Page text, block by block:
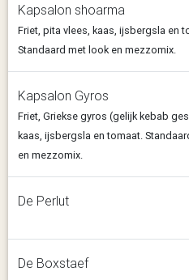
Kapsalon shoarma
Friet, pita vlees, kaas, ijsbergsla en
Standaard met look en mezzomix.
Kapsalon Gyros
Friet, Griekse gyros (gelijk kebab
kaas, ijsbergsla en tomaat.
en mezzomix.
De Perlut
De Boxstaef